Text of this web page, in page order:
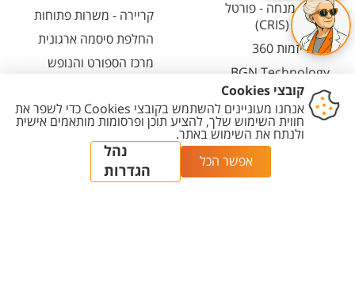
חיפוש מנחה - פורטל
המחקר (CRIS)
מרכז יזמות 360
BGN Technology
Transfer
פארק ההייטק
משרות אקדמיות
קריירה - משרות פתוחות
החלפת סיסמה ארגונית
מרכז הספורט והנופש
חירום